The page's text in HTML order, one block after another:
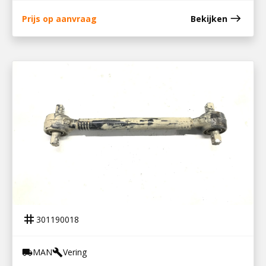
Prijs op aanvraag Bekijken east
REACTIESTANG TGS HYD 1160
tag 301190018
local_shippingMANbuildVering